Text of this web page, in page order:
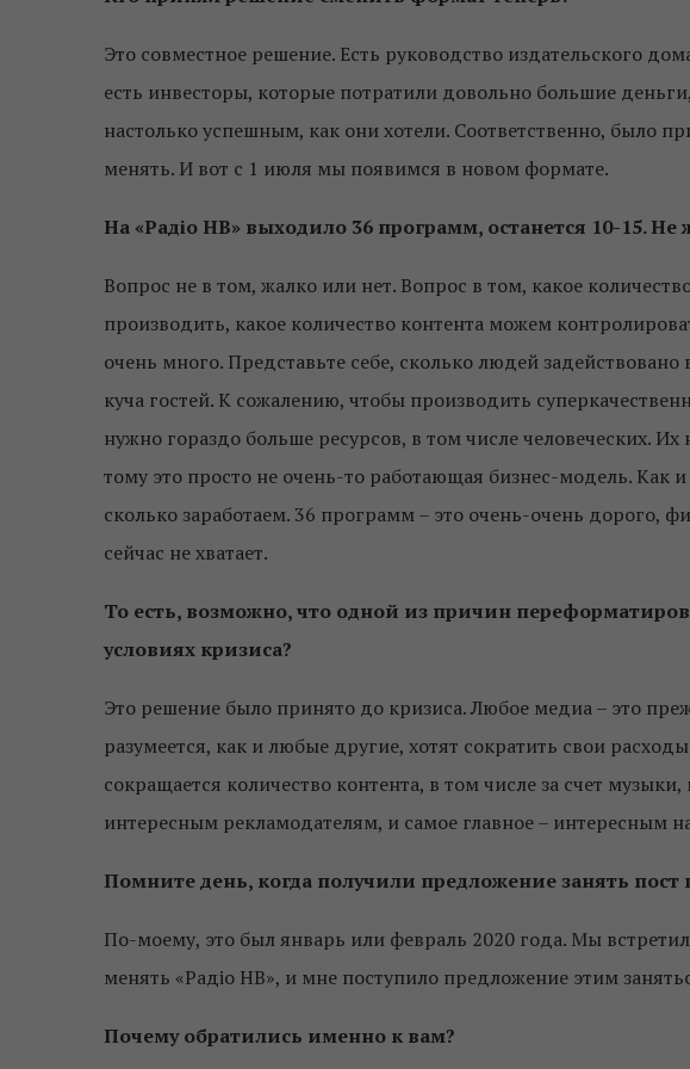
Это совместное решение. Есть руководство издательского
есть инвесторы, которые потратили довольно большие
настолько успешным, как они хотели. Соответственно, было
менять. И вот с 1 июля мы появимся в новом формате.
На «Радіо НВ» выходило 36 программ, останется 10-15. Не
Вопрос не в том, жалко или нет. Вопрос в том, какое
производить, какое количество контента можем
очень много. Представьте себе, сколько людей
куча гостей. К сожалению, чтобы производить
нужно гораздо больше ресурсов, в том числе человеческих.
тому это просто не очень-то работающая бизнес-модель. Как
сколько заработаем. 36 программ – это очень-очень дорого,
сейчас не хватает.
То есть, возможно, что одной из причин
условиях кризиса?
Это решение было принято до кризиса. Любое медиа – это
разумеется, как и любые другие, хотят сократить свои
сокращается количество контента, в том числе за счет
интересным рекламодателям, и самое главное – интересным
Помните день, когда получили предложение занять пост
По-моему, это был январь или февраль 2020 года. Мы
менять «Радіо НВ», и мне поступило предложение этим
Почему обратились именно к вам?